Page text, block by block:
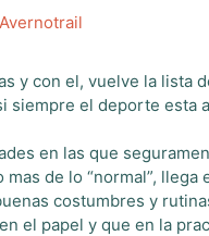
Avernotrail
y con el, vuelve la lista
siempre el deporte esta
en las que
de lo “normal”, llega
costumbres y
el papel y que en la